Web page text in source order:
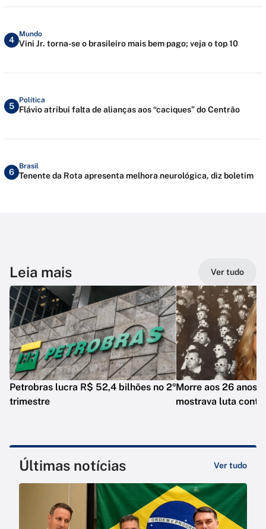
4
Mundo
Vini Jr. torna-se o brasileiro mais bem pago; veja o top 10
5
Política
Flávio atribui falta de alianças aos “caciques” do Centrão
6
Brasil
Tenente da Rota apresenta melhora neurológica, diz boletim
Leia mais Ver tudo
Petrobras lucra R$ 52,4 bilhões no 2º
trimestre
Morre aos 26 anos
mostrava luta
Últimas notícias Ver tudo